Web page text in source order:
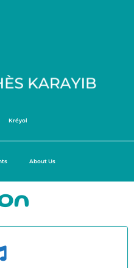
Kréyol
About Us